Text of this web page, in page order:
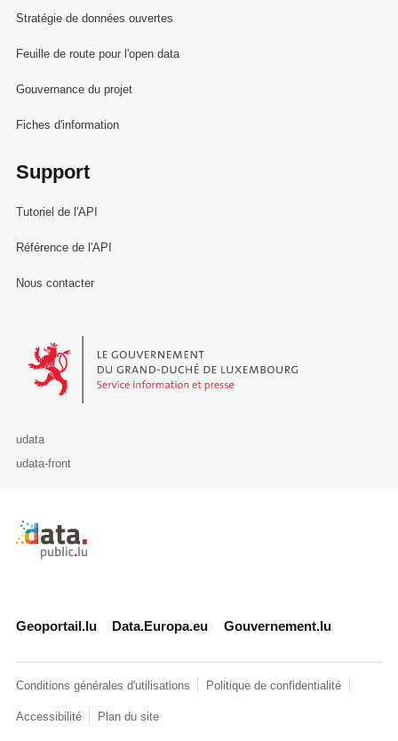
Stratégie de données ouvertes
Feuille de route pour l'open data
Gouvernance du projet
Fiches d'information
Support
Tutoriel de l'API
Référence de l'API
Nous contacter
Le Gouvernement du Grand-Duché de Luxembourg - Service
udata
udata-front
Retour à l'accueil de data.public.lu
Geoportail.lu Data.Europa.eu Gouvernement.lu
Conditions générales d'utilisations Politique de confidentialité
Accessibilité Plan du site